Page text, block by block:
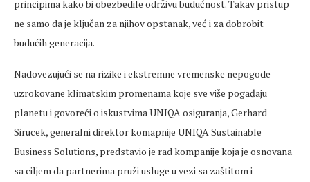
principima kako bi obezbedile održivu budućnost. Takav pristup
ne samo da je ključan za njihov opstanak, već i za dobrobit
budućih generacija.
Nadovezujući se na rizike i ekstremne vremenske nepogode
uzrokovane klimatskim promenama koje sve više pogađaju
planetu i govoreći o iskustvima UNIQA osiguranja, Gerhard
Sirucek, generalni direktor komapnije UNIQA Sustainable
Business Solutions, predstavio je rad kompanije koja je osnovana
sa ciljem da partnerima pruži usluge u vezi sa zaštitom i